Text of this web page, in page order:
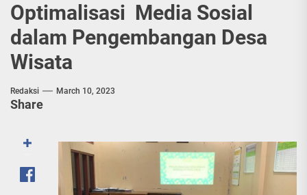
Optimalisasi Media Sosial
dalam Pengembangan Desa
Wisata
Redaksi March 10, 2023
Share